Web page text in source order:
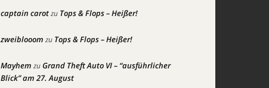
captain carotzu Tops & Flops – Heißer!
zweiblooom zu Tops & Flops – Heißer!
Mayhem zuGrand Theft Auto VI – “ausführlicher
Blick” am 27. August